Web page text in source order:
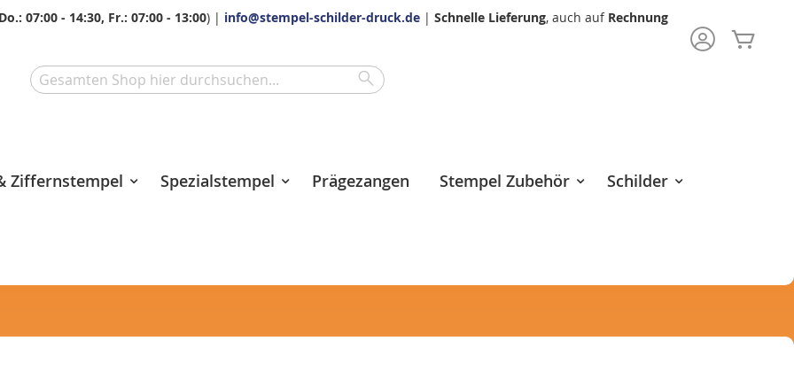
07:00 - 14:30, Fr.: 07:00 - 13:00) | info@stempel-schilder-druck.de | Schnelle Lieferung, auch auf Rechnung
Search
Ziffernstempel Spezialstempel Prägezangen Stempel Zubehör Schilder